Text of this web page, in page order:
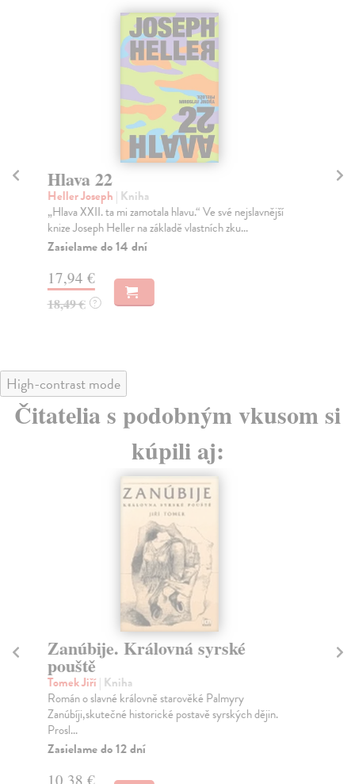
Hlava 22
Heller Joseph | Kniha
„Hlava XXII. ta mi zamotala hlavu.“ Ve své nejslavnější
knize Joseph Heller na základě vlastních zku...
Zasielame do 14 dní
17,94 €
18,49 € ?
High-contrast mode
Čitatelia s podobným vkusom si
kúpili aj:
Zanúbije. Královná syrské
pouště
Tomek Jiří | Kniha
Román o slavné královně starověké Palmyry
Zanúbíji,skutečné historické postavě syrských dějin.
Prosl...
Zasielame do 12 dní
10,38 €